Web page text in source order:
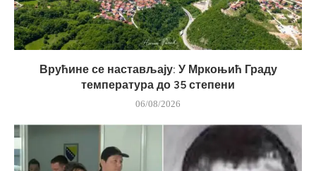
Врућине се настављају: У Мркоњић Граду
температура до 35 степени
06/08/2026